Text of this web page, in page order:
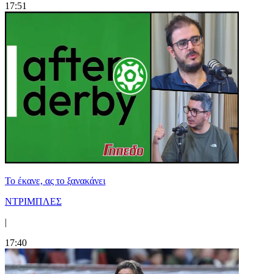
17:51
Το έκανε, ας το ξανακάνει
ΝΤΡΙΜΠΛΕΣ
|
17:40